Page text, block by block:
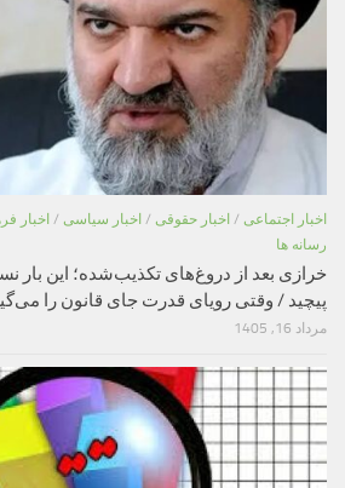
اخبار اجتماعی / اخبار حقوقی / اخبار سیاسی / اخبار
رسانه ها
خرازی بعد از دروغ‌های تکذیب‌شده؛ این بار
پیچید / وقتی رویای قدرت جای قانون را
مرداد 16, 1405